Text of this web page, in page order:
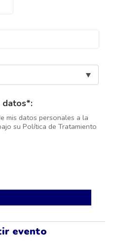
datos*:
mis datos personales a la
su Política de Tratamiento
evento